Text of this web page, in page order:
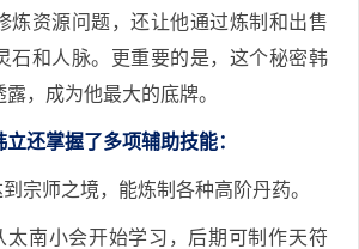
炼资源问题，还让他通过炼制和出售
石和人脉。更重要的是，这个秘密韩
，成为他最大的底牌。
立还掌握了多项辅助技能：
宗师之境，能炼制各种高阶丹药。
太南小会开始学习，后期可制作天符